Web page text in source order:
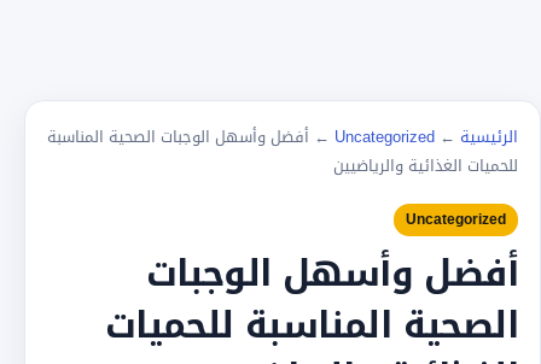
الرئيسية ←
Uncategorized
← أفضل وأسهل الوجبات الصحية المناسبة
للحميات الغذائية والرياضيين
Uncategorized
أفضل وأسهل الوجبات
الصحية المناسبة للحميات